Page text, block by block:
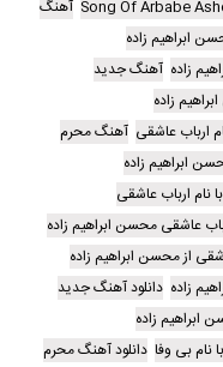
Song Of Arbabe آهنگ
ابراهیم زاده
زاده آهنگ جدید
زاده
ارباب عاشقی آهنگ محرم
ابراهیم زاده
نام ارباب عاشقی
عاشقی محسن ابراهیم زاده
از محسن ابراهیم زاده
زاده دانلود آهنگ جدید
ابراهیم زاده
نام بی وفا دانلود آهنگ محرم